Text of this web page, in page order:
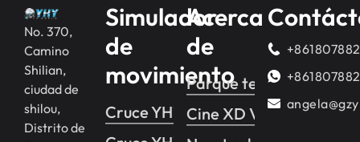
No. 370,
Camino
Shilian,
ciudad de
shilou,
Distrito de
Simulador
de
movimiento
Cruce YHY 2
Acerca
de
Parque temático de
Cine XD VR